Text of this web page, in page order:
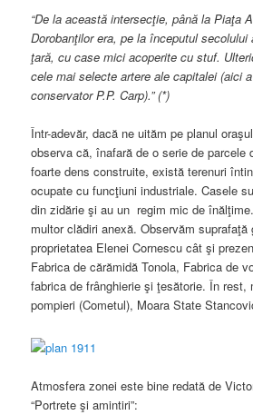
“De la această intersecţie, până la Piaţa
Dorobanţilor era, pe la începutul
ţară, cu case mici acoperite cu stuf.
cele mai selecte artere ale capitalei (aici
conservator P.P. Carp).” (*)
Într-adevăr, dacă ne uităm pe planul
observa că, înafară de o serie de parcele
foarte dens construite, există terenuri
ocupate cu funcţiuni industriale. Casele
din zidărie şi au un regim mic de
multor clădiri anexă. Observăm suprafaţă
proprietatea Elenei Cornescu cât şi
Fabrica de cărămidă Tonola, Fabrica de
fabrica de frânghierie şi ţesătorie. În
pompieri (Cometul), Moara State
Atmosfera zonei este bine redată de
“Portrete şi amintiri”: